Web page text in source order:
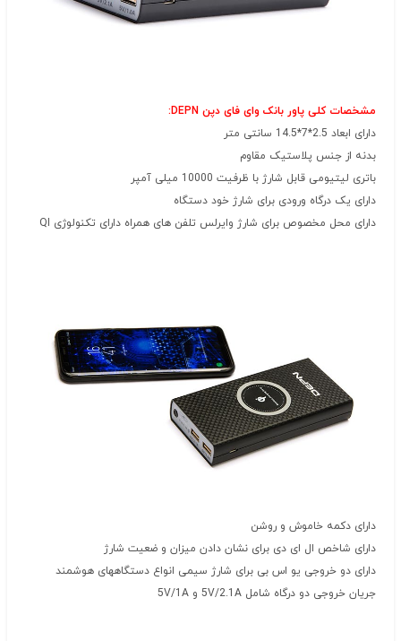
مشخصات کلی پاور بانک وای فای دپن DEPN:
دارای ابعاد 2.5*7*14.5 سانتی متر
بدنه از جنس پلاستیک مقاوم
باتری لیتیومی قابل شارژ با ظرفیت 10000 میلی آمپر
دارای یک درگاه ورودی برای شارژ خود دستگاه
دارای محل مخصوص برای شارژ وایرلس تلفن های همراه دارای تکنولوژی QI
دارای دکمه خاموش و روشن
دارای شاخص ال ای دی برای نشان دادن میزان و ضعیت شارژ
دارای دو خروجی یو اس بی برای شارژ سیمی انواع دستگاههای هوشمند
جریان خروجی دو درگاه شامل 5V/2.1A و 5V/1A